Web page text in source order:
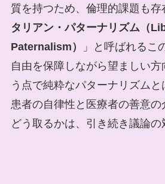
質を持つため、倫理的課題も存
タリアン・パターナリズム（
Paternalism）
」と呼ばれるこ
自由を保障しながら望ましい
う点で純粋なパターナリズムと
患者の自律性と医療者の善意の
どう取るかは、引き続き議論の